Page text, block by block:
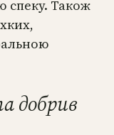
спеку. Також
добрив